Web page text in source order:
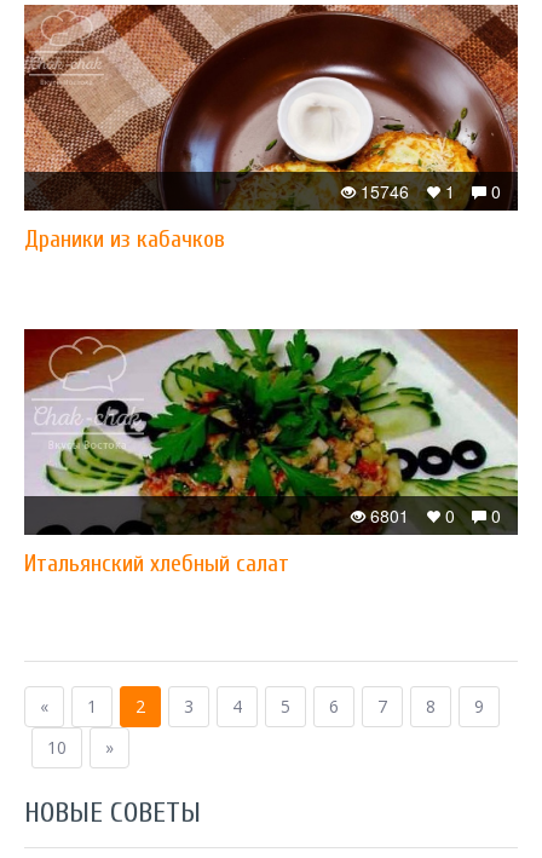
0
1
15746
Драники из кабачков
0
0
6801
Итальянский хлебный салат
« 1 2 3 4 5 6 7 8
9
10
»
НОВЫЕ СОВЕТЫ